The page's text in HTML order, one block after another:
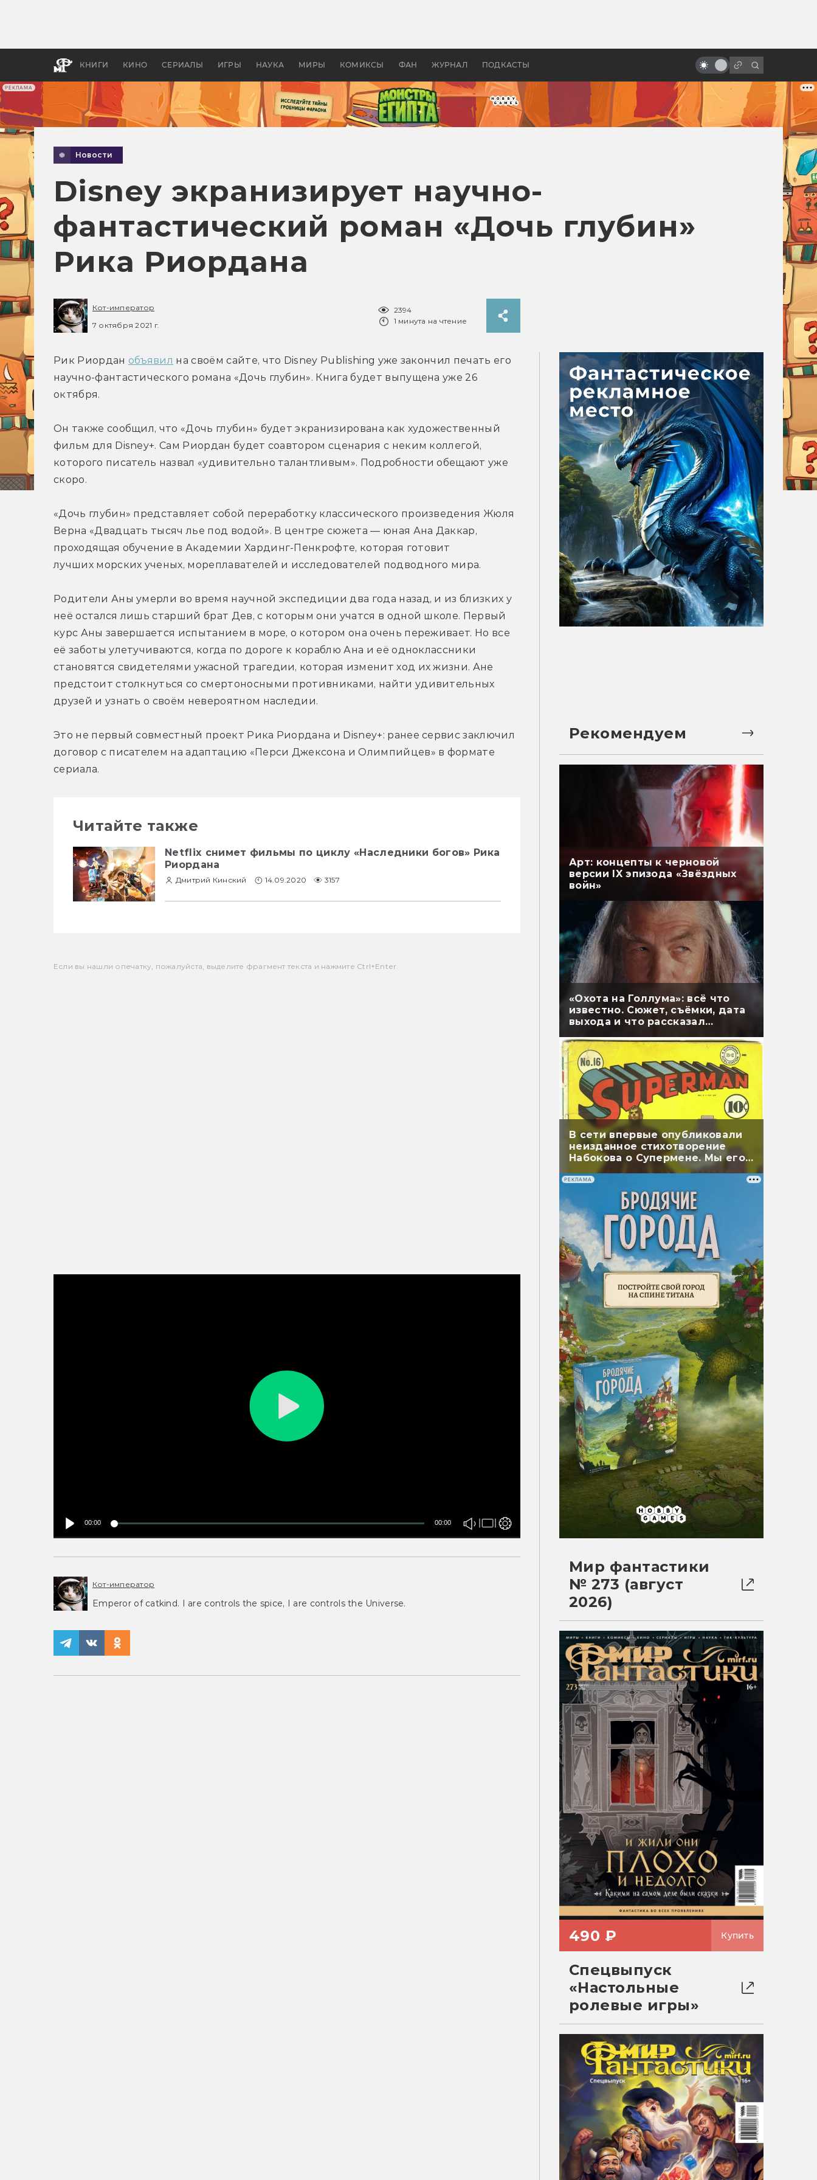
РЕКЛАМА
КНИГИ КИНО СЕРИАЛЫ ИГРЫ НАУКА МИРЫ КОМИКСЫ ФАН ЖУРНАЛ ПОДКАСТЫ
апокалипсис, в России —
бы «Властелина колец»
Гигер и сотворение «Чужого»
Новости
Disney экранизирует научно-
фантастический роман «Дочь глубин»
Рика Риордана
Кот-император
7 октября 2021 г.
2394
1 минута на чтение
Рик Риордан объявил на своём сайте, что Disney Publishing уже закончил печать его
научно-фантастического романа «Дочь глубин». Книга будет выпущена уже 26
октября.
Он также сообщил, что «Дочь глубин» будет экранизирована как художественный
фильм для Disney+. Сам Риордан будет соавтором сценария с неким коллегой,
которого писатель назвал «удивительно талантливым». Подробности обещают уже
скоро.
«Дочь глубин» представляет собой переработку классического произведения Жюля
Верна «Двадцать тысяч лье под водой». В центре сюжета — юная Ана Даккар,
проходящая обучение в Академии Хардинг-Пенкрофте, которая готовит
лучших морских ученых, мореплавателей и исследователей подводного мира.
Родители Аны умерли во время научной экспедиции два года назад, и из близких у
неё остался лишь старший брат Дев, с которым они учатся в одной школе. Первый
курс Аны завершается испытанием в море, о котором она очень переживает. Но все
её заботы улетучиваются, когда по дороге к кораблю Ана и её одноклассники
становятся свидетелями ужасной трагедии, которая изменит ход их жизни. Ане
предстоит столкнуться со смертоносными противниками, найти удивительных
друзей и узнать о своём невероятном наследии.
Это не первый совместный проект Рика Риордана и Disney+: ранее сервис заключил
договор с писателем на адаптацию «Перси Джексона и Олимпийцев» в формате
сериала.
Читайте также
Netflix снимет фильмы по циклу «Наследники богов» Рика
Риордана
Дмитрий Кинский 14.09.2020 3157
Если вы нашли опечатку, пожалуйста, выделите фрагмент текста и нажмите Ctrl+Enter.
00:00 00:00
Кот-император
Emperor of catkind. I are controls the spice, I are controls the Universe.
Рекомендуем
Арт: концепты к черновой
версии IX эпизода «Звёздных
войн»
«Охота на Голлума»: всё что
известно. Сюжет, съёмки, дата
выхода и что рассказал
В сети впервые опубликовали
неизданное стихотворение
Набокова о Супермене. Мы его
перевели
РЕКЛАМА
Мир фантастики
№ 273 (август
2026)
490 ₽ Купить
Спецвыпуск
«Настольные
ролевые игры»